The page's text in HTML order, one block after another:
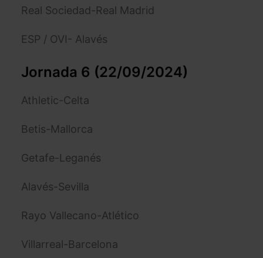
Real Sociedad-Real Madrid
ESP / OVI- Alavés
Jornada 6 (22/09/2024)
Athletic-Celta
Betis-Mallorca
Getafe-Leganés
Alavés-Sevilla
Rayo Vallecano-Atlético
Villarreal-Barcelona